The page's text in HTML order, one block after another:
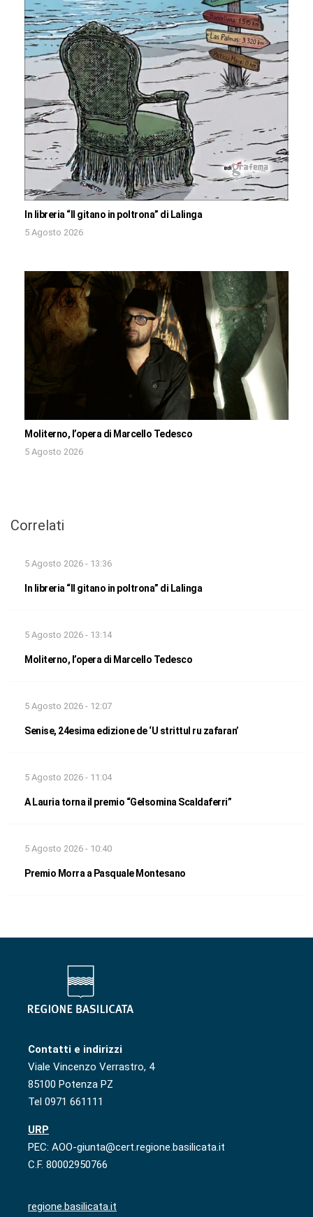
In libreria “Il gitano in poltrona” di Lalinga
5 Agosto 2026
Moliterno, l’opera di Marcello Tedesco
5 Agosto 2026
Correlati
5 Agosto 2026 - 13:36
In libreria “Il gitano in poltrona” di Lalinga
5 Agosto 2026 - 13:14
Moliterno, l’opera di Marcello Tedesco
5 Agosto 2026 - 12:07
Senise, 24esima edizione de ‘U strittul ru zafaran’
5 Agosto 2026 - 11:04
A Lauria torna il premio “Gelsomina Scaldaferri”
5 Agosto 2026 - 10:40
Premio Morra a Pasquale Montesano
Contatti e indirizzi
Viale Vincenzo Verrastro, 4
85100 Potenza PZ
Tel 0971 661111
URP
PEC: AOO-giunta@cert.regione.basilicata.it
C.F. 80002950766
regione.basilicata.it